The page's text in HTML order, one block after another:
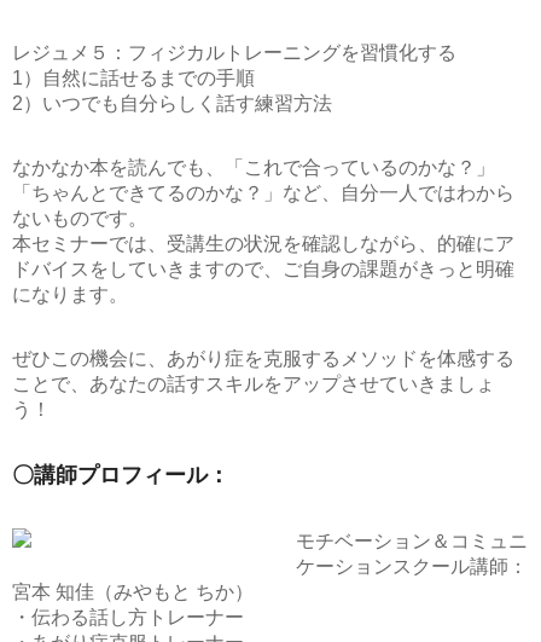
レジュメ５：フィジカルトレーニングを習慣化する
1）自然に話せるまでの手順
2）いつでも自分らしく話す練習方法
なかなか本を読んでも、「これで合っているのかな？」
「ちゃんとできてるのかな？」など、自分一人ではわから
ないものです。
本セミナーでは、受講生の状況を確認しながら、的確にア
ドバイスをしていきますので、ご自身の課題がきっと明確
になります。
ぜひこの機会に、あがり症を克服するメソッドを体感する
ことで、あなたの話すスキルをアップさせていきましょ
う！
〇講師プロフィール：
モチベーション＆コミュニ
ケーションスクール講師：
宮本 知佳（みやもと ちか）
・伝わる話し方トレーナー